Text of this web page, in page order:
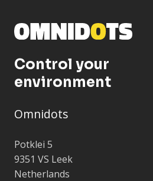
Control your
environment
Omnidots
Potklei 5
9351 VS Leek
Netherlands